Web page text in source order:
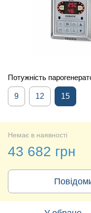
Потужність
9 12 15
Немає в наявності
43 682 грн